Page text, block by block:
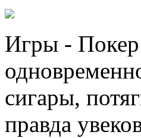
Игры - Покер
сигары,
правда